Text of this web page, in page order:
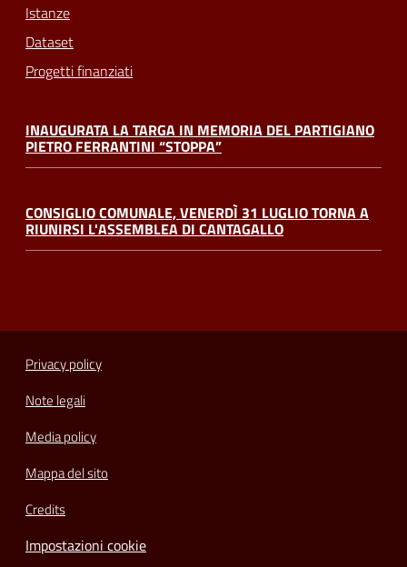
Istanze
Dataset
Progetti finanziati
INAUGURATA LA TARGA IN MEMORIA DEL PARTIGIANO
PIETRO FERRANTINI “STOPPA”
CONSIGLIO COMUNALE, VENERDÌ 31 LUGLIO TORNA A
RIUNIRSI L'ASSEMBLEA DI CANTAGALLO
Privacy policy
Note legali
Media policy
Mappa del sito
Credits
Impostazioni cookie